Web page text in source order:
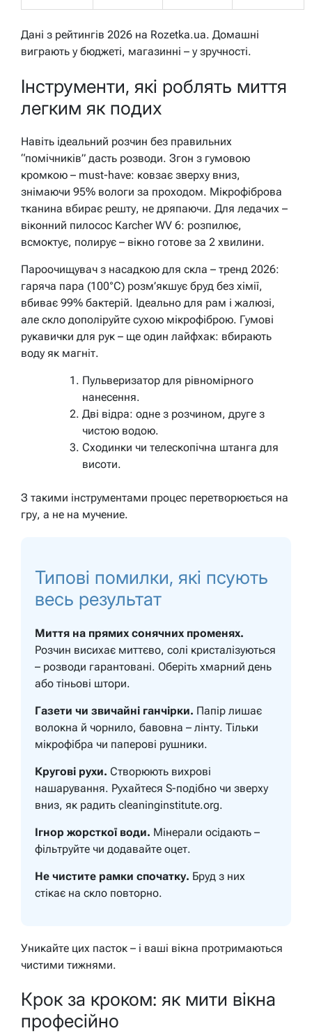
Дані з рейтингів 2026 на Rozetka.ua. Домашні
виграють у бюджеті, магазинні – у зручності.
Інструменти, які роблять миття
легким як подих
Навіть ідеальний розчин без правильних
“помічників” дасть розводи. Згон з гумовою
кромкою – must-have: ковзає зверху вниз,
знімаючи 95% вологи за проходом. Мікрофіброва
тканина вбирає решту, не дряпаючи. Для ледачих –
віконний пилосос Karcher WV 6: розпилює,
всмоктує, полирує – вікно готове за 2 хвилини.
Пароочищувач з насадкою для скла – тренд 2026:
гаряча пара (100°C) розм’якшує бруд без хімії,
вбиває 99% бактерій. Ідеально для рам і жалюзі,
але скло дополіруйте сухою мікрофіброю. Гумові
рукавички для рук – ще один лайфхак: вбирають
воду як магніт.
Пульверизатор для рівномірного
нанесення.
Дві відра: одне з розчином, друге з
чистою водою.
Сходинки чи телескопічна штанга для
висоти.
З такими інструментами процес перетворюється на
гру, а не на мучение.
Типові помилки, які псують
весь результат
Миття на прямих сонячних променях.
Розчин висихає миттєво, солі кристалізуються
– розводи гарантовані. Оберіть хмарний день
або тіньові штори.
Газети чи звичайні ганчірки. Папір лишає
волокна й чорнило, бавовна – лінту. Тільки
мікрофібра чи паперові рушники.
Кругові рухи. Створюють вихрові
нашарування. Рухайтеся S-подібно чи зверху
вниз, як радить cleaninginstitute.org.
Ігнор жорсткої води. Мінерали осідають –
фільтруйте чи додавайте оцет.
Не чистите рамки спочатку. Бруд з них
стікає на скло повторно.
Уникайте цих пасток – і ваші вікна протримаються
чистими тижнями.
Крок за кроком: як мити вікна
професійно